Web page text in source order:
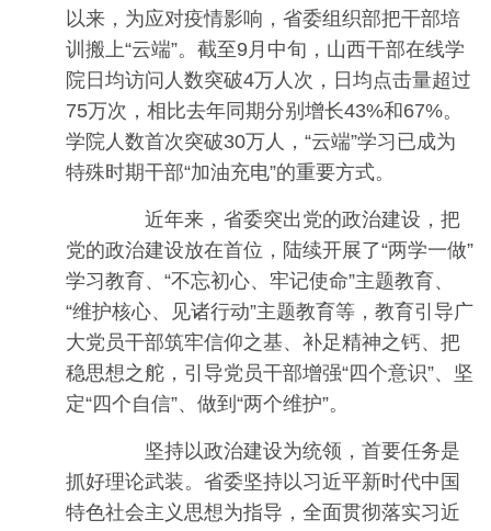
以来，为应对疫情影响，省委组织部把干部培
训搬上“云端”。截至9月中旬，山西干部在线学
院日均访问人数突破4万人次，日均点击量超过
75万次，相比去年同期分别增长43%和67%。
学院人数首次突破30万人，“云端”学习已成为
特殊时期干部“加油充电”的重要方式。
近年来，省委突出党的政治建设，把
党的政治建设放在首位，陆续开展了“两学一做”
学习教育、“不忘初心、牢记使命”主题教育、
“维护核心、见诸行动”主题教育等，教育引导广
大党员干部筑牢信仰之基、补足精神之钙、把
稳思想之舵，引导党员干部增强“四个意识”、坚
定“四个自信”、做到“两个维护”。
坚持以政治建设为统领，首要任务是
抓好理论武装。省委坚持以习近平新时代中国
特色社会主义思想为指导，全面贯彻落实习近